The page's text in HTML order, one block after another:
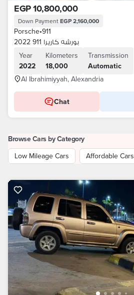
EGP 10,800,000
Down PaymentEGP 2,160,000
Porsche•911
بورشه كاريرا 911 2022
Year
2022
Kilometers
18,000
Transmission
Automatic
Al Ibrahimiyyah, Alexandria
Chat
Browse Cars by Category
Low Mileage Cars
Affordable Cars